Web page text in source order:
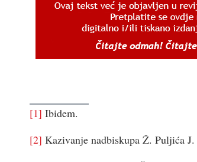
[1] Ibidem.
[2] Kazivanje nadbiskupa Ž. Puljića